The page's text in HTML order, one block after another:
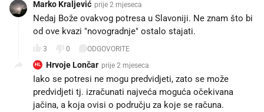
Marko Kraljević prije 2 mjeseca
Nedaj Bože ovakvog potresa u Slavoniji. Ne znam što bi
od ove kvazi "novogradnje" ostalo stajati.
3 0 ODGOVORITE
HL Hrvoje Lončar prije 2 mjeseca
Iako se potresi ne mogu predvidjeti, zato se može
predvidjeti tj. izračunati najveća moguća očekivana
jačina, a koja ovisi o području za koje se računa.